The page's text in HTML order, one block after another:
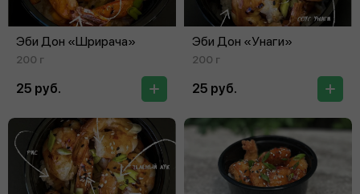
Эби Дон «Шрирача»
200 г
25 руб.
Эби Дон «Унаги»
200 г
25 руб.